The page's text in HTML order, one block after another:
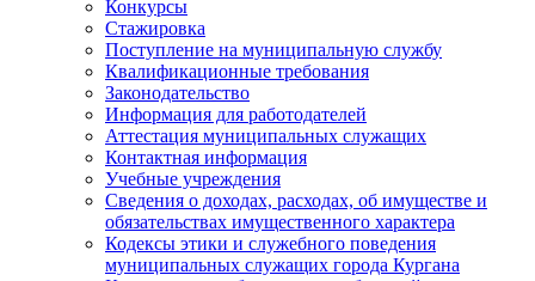
Конкурсы
Стажировка
Поступление на муниципальную службу
Квалификационные требования
Законодательство
Информация для работодателей
Аттестация муниципальных служащих
Контактная информация
Учебные учреждения
Сведения о доходах, расходах, об имуществе и
обязательствах имущественного характера
Кодексы этики и служебного поведения
муниципальных служащих города Кургана